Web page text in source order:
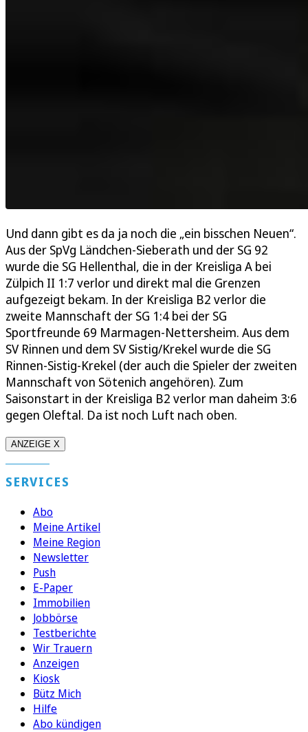
Und dann gibt es da ja noch die „ein bisschen Neuen“.
Aus der SpVg Ländchen-Sieberath und der SG 92
wurde die SG Hellenthal, die in der Kreisliga A bei
Zülpich II 1:7 verlor und direkt mal die Grenzen
aufgezeigt bekam. In der Kreisliga B2 verlor die
zweite Mannschaft der SG 1:4 bei der SG
Sportfreunde 69 Marmagen-Nettersheim. Aus dem
SV Rinnen und dem SV Sistig/Krekel wurde die SG
Rinnen-Sistig-Krekel (der auch die Spieler der zweiten
Mannschaft von Sötenich angehören). Zum
Saisonstart in der Kreisliga B2 verlor man daheim 3:6
gegen Oleftal. Da ist noch Luft nach oben.
ANZEIGE X
SERVICES
Abo
Meine Artikel
Meine Region
Newsletter
Push
E-Paper
Immobilien
Jobbörse
Testberichte
Wir Trauern
Anzeigen
Kiosk
Bütz Mich
Hilfe
Abo kündigen